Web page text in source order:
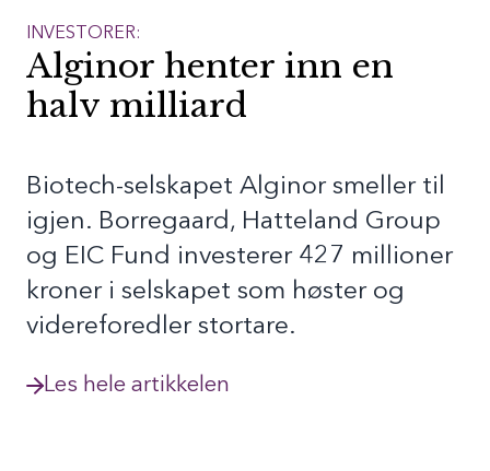
INVESTORER:
Alginor henter inn en
halv milliard
Biotech-selskapet Alginor smeller til
igjen. Borregaard, Hatteland Group
og EIC Fund investerer 427 millioner
kroner i selskapet som høster og
videreforedler stortare.
Les hele artikkelen